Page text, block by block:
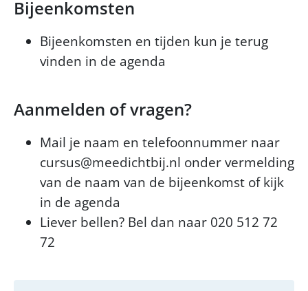
Bijeenkomsten
Bijeenkomsten en tijden kun je terug
vinden in de agenda
Aanmelden of vragen?
Mail je naam en telefoonnummer naar
cursus@meedichtbij.nl onder vermelding
van de naam van de bijeenkomst of kijk
in de agenda
Liever bellen? Bel dan naar 020 512 72
72